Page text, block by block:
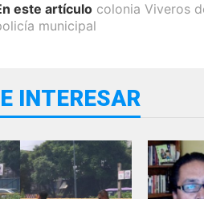
este artículo colonia Viveros
municipal
INTERESAR